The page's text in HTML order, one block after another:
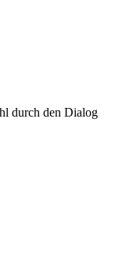
durch den Dialog